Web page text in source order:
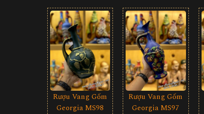
Rượu Vang Gốm
Georgia MS98
Rượu Vang Gốm
Georgia MS97